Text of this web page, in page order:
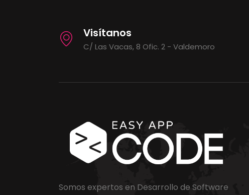
Visítanos
C/ Las Vacas, 8 Ofic. 2 - Valdemoro
Somos expertos en Desarrollo de Software